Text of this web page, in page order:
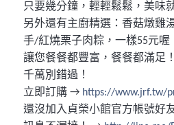
只要幾分鐘，輕輕鬆鬆，美味
另外還有主廚精選：香菇燉雞
手/紅燒栗子肉粽，一樣55元喔
讓您餐餐都豐富，餐餐都滿足！
千萬別錯過！
立即訂購 → https://www.jrf.tw/
還沒加入貞榮小館官方帳號好